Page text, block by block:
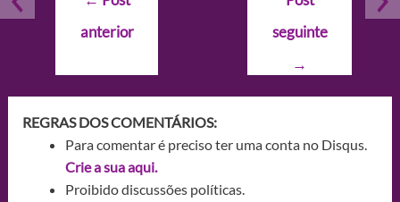
Postanterior
seguinte
→
REGRAS DOS COMENTÁRIOS:
Para comentar é preciso ter uma conta no Disqus.
Crie a sua aqui.
Proibido discussões políticas.